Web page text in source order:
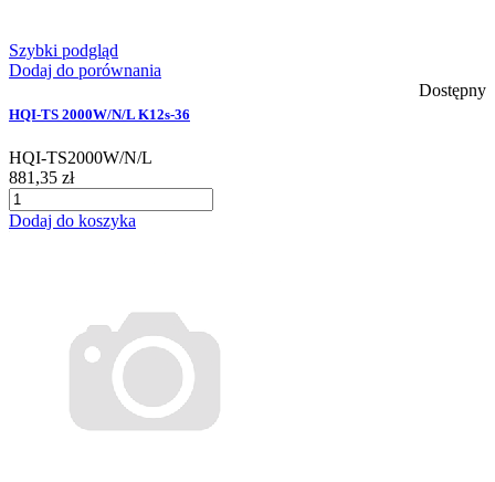
Szybki podgląd
Dodaj do porównania
Dostępny
HQI-TS 2000W/N/L K12s-36
HQI-TS2000W/N/L
881,35 zł
Dodaj do koszyka